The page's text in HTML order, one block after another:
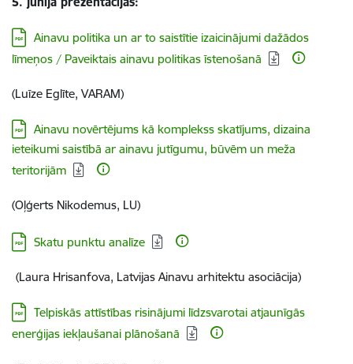
Lejupielādēt:
Ainavu politika un ar to saistītie izaicinājumi dažādos
līmeņos / Paveiktais ainavu politikas īstenošanā
(Luīze Eglīte, VARAM)
Lejupielādēt:
Ainavu novērtējums kā komplekss skatījums, dizaina
ieteikumi saistībā ar ainavu jutīgumu, būvēm un meža
teritorijām
(Oļģerts Nikodemus, LU)
Lejupielādēt:
Skatu punktu analīze
(Laura Hrisanfova, Latvijas Ainavu arhitektu asociācija)
Lejupielādēt:
Telpiskās attīstības risinājumi līdzsvarotai atjaunīgās
enerģijas iekļaušanai plānošanā